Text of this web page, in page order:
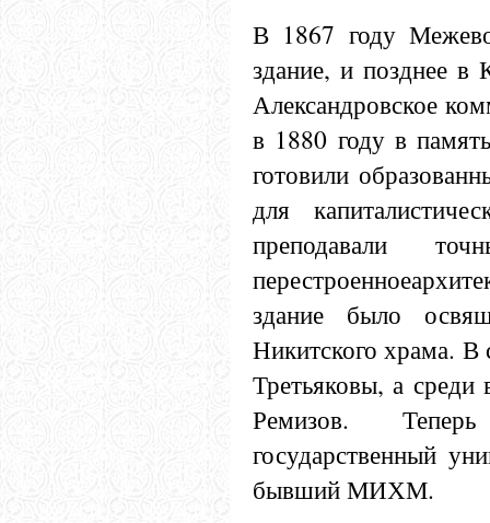
В 1867 году
здание, и позднее в
Александровское
в 1880 году в
готовили
для
преподавали
здание было
Никитского храма. В
Третьяковы, а
Ремизов.
государственный
бывший МИХМ.